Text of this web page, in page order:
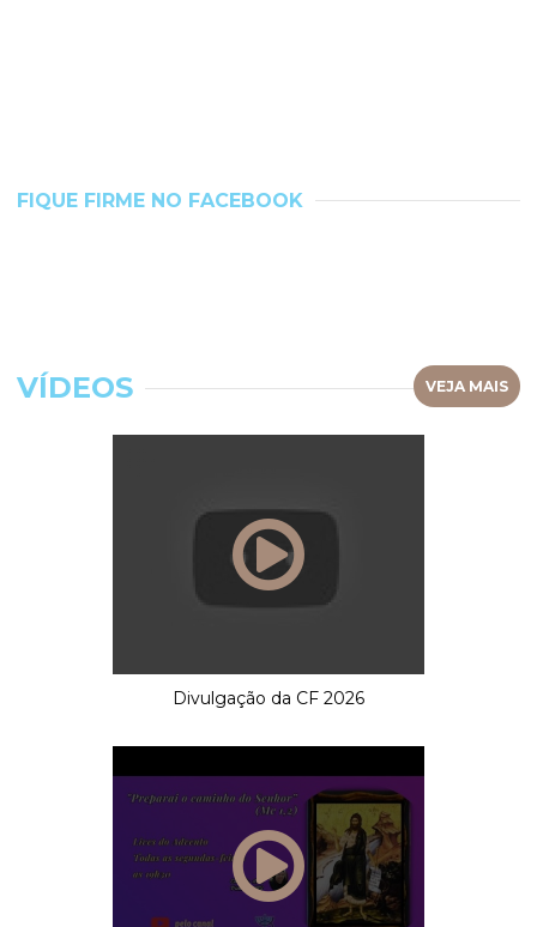
FIQUE FIRME NO FACEBOOK
VÍDEOS VEJA MAIS
Divulgação da CF 2026